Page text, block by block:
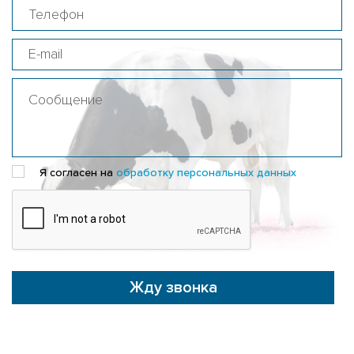
ST GENOMICPRO LUBY-ET
EDG RANSOM LUCENT 8275-ET
MR GENOSOURCE TROY MADALYON
ST GEN CHIEF MADDEN
PINE-TREE MAGNAVOX-TW
ROSYLANE-LLC SS MARVEL-ET
FARNEAR B-BOB MASTER-ET
RI-VAL-RE MOD MCCORD-P-ET
EDG DIRECTOR MEINO-ET
Я согласен на обработку персональных данных
Жду звонка